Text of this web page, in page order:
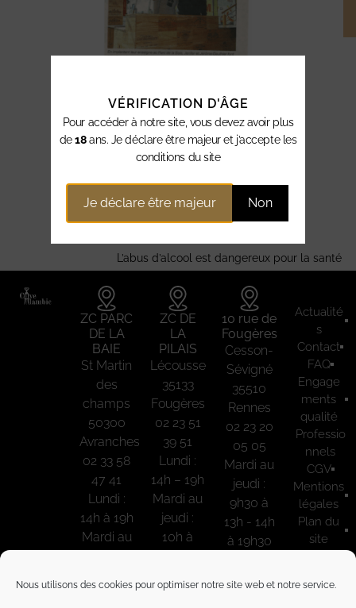
Nous utilisons des cookies pour optimiser notre site web et notre service.
L’abus d’alcool est dangereux pour la santé
ZC PARC
DE LA
BAIE
St Martin
des
champs
50300
Avranches
02 33 58
47 41
Lundi :
14h à 19h
Mardi au
ZC DE
LA
PILAIS
Lécousse
35133
Fougères
02 23 51
39 51
Lundi :
14h – 19h
Mardi au
jeudi :
10h à
Vendredi
10 rue de
Fougères
Cesson-
Sévigné
35510
Rennes
02 23 20
05 05
Mardi au
jeudi :
9h30 à
13h - 14h
à 19h30
au
Actualité
s
Contact
FAQ
Engage
ments
qualité
Professio
nnels
CGV
Mentions
légales
Plan du
site
confident
VÉRIFICATION D'ÂGE
Pour accéder à notre site, vous devez avoir plus
de18ans. Je déclare être majeur et j’accepte les
conditions du site
Je déclare être majeur Non